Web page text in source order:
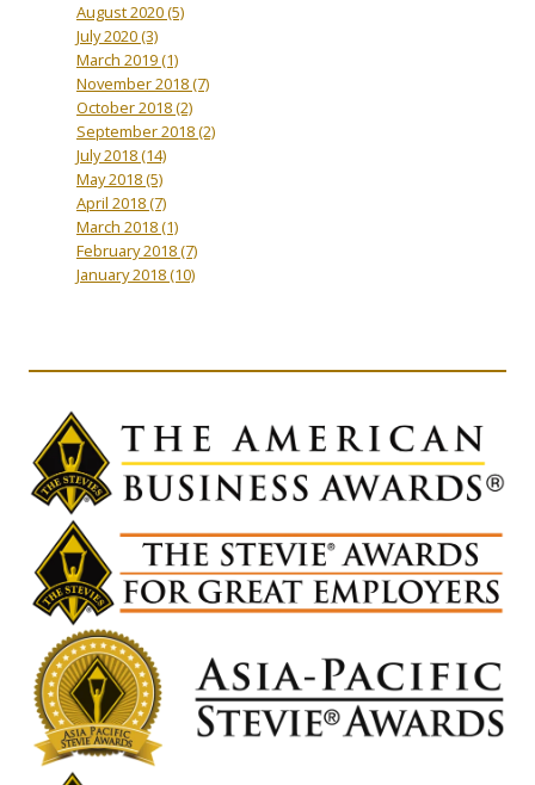
August 2020(5)
July 2020(3)
March 2019(1)
November 2018(7)
October 2018(2)
September 2018(2)
July 2018(14)
May 2018(5)
April 2018(7)
March 2018(1)
February 2018(7)
January 2018(10)